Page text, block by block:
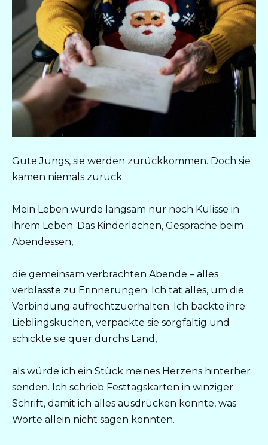
Gute Jungs, sie werden zurückkommen. Doch sie
kamen niemals zurück.
Mein Leben wurde langsam nur noch Kulisse in
ihrem Leben. Das Kinderlachen, Gespräche beim
Abendessen,
die gemeinsam verbrachten Abende – alles
verblasste zu Erinnerungen. Ich tat alles, um die
Verbindung aufrechtzuerhalten. Ich backte ihre
Lieblingskuchen, verpackte sie sorgfältig und
schickte sie quer durchs Land,
als würde ich ein Stück meines Herzens hinterher
senden. Ich schrieb Festtagskarten in winziger
Schrift, damit ich alles ausdrücken konnte, was
Worte allein nicht sagen konnten.